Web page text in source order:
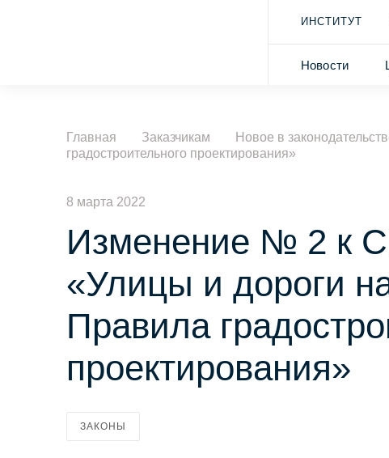
ИНСТИТУТ
Новости
Главная Заказчикам Новое в
градостроительного проектирования»
8 марта 2022
Изменение № 2 к
«Улицы и дороги
Правила
проектирования»
ЗАКОНЫ